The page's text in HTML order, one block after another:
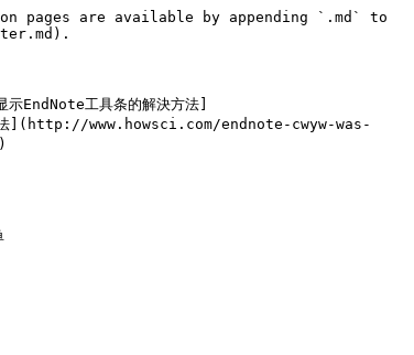
pages are available by appending `.md` to
工具条的解決方法]
](http://www.howsci.com/endnote-cwyw-was-